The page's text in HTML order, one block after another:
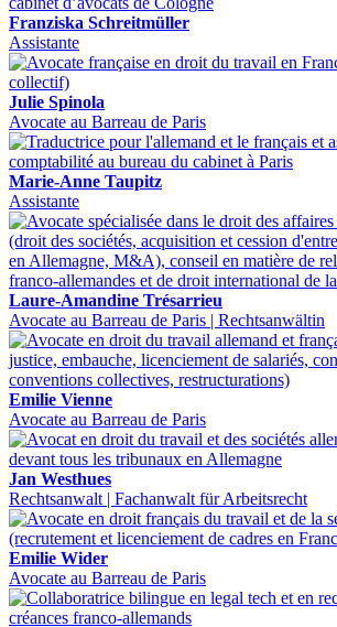
Franziska Schreitmüller
Assistante
Julie Spinola
Avocate au Barreau de Paris
Marie-Anne Taupitz
Assistante
Laure-Amandine Trésarrieu
Avocate au Barreau de Paris | Rechtsanwältin
Emilie Vienne
Avocate au Barreau de Paris
Jan Westhues
Rechtsanwalt | Fachanwalt für Arbeitsrecht
Emilie Wider
Avocate au Barreau de Paris